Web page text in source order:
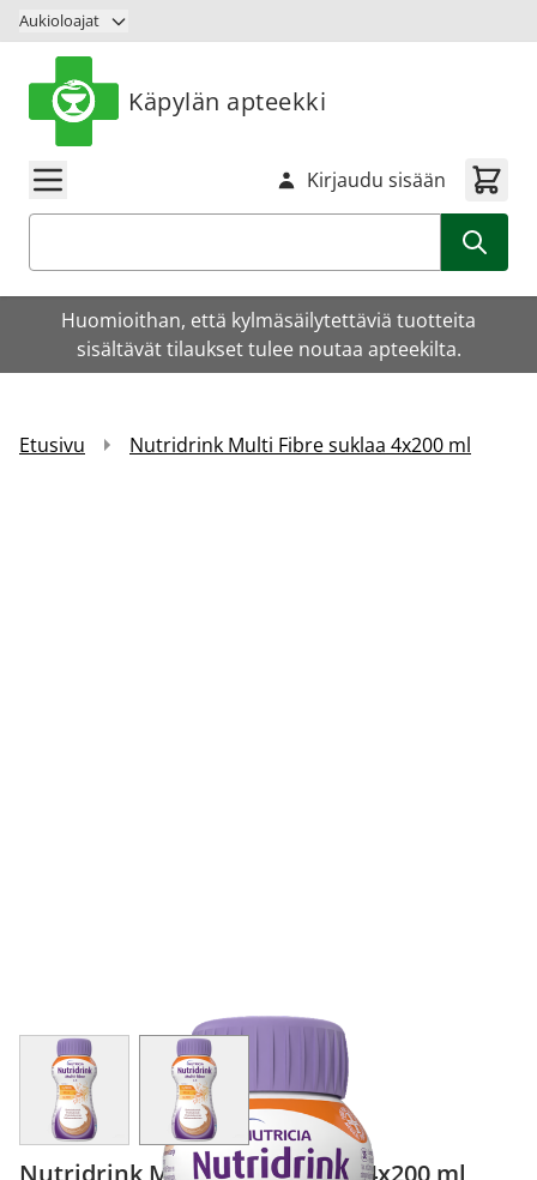
Siirry sisältöön
Aukioloajat
Käpylän apteekki
Kirjaudu sisään
Huomioithan, että kylmäsäilytettäviä tuotteita
sisältävät tilaukset tulee noutaa apteekilta.
Etusivu Nutridrink Multi Fibre suklaa 4x200 ml
View larger imageView larger image
Nutridrink Multi Fibre suklaa 4x200 ml